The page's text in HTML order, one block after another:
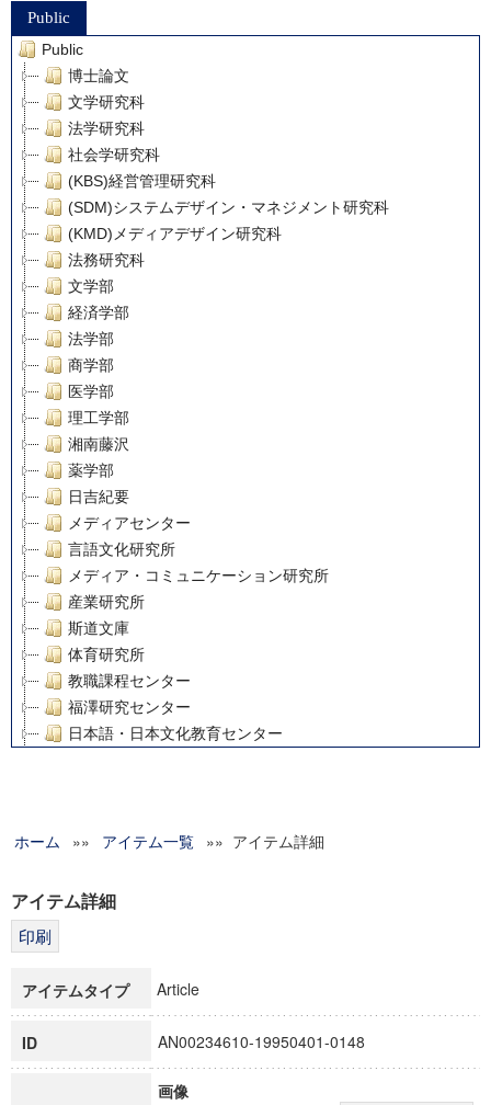
Public
Public
博士論文
文学研究科
法学研究科
社会学研究科
(KBS)経営管理研究科
(SDM)システムデザイン・マネジメント研究科
(KMD)メディアデザイン研究科
法務研究科
文学部
経済学部
法学部
商学部
医学部
理工学部
湘南藤沢
薬学部
日吉紀要
メディアセンター
言語文化研究所
メディア・コミュニケーション研究所
産業研究所
斯道文庫
体育研究所
教職課程センター
福澤研究センター
日本語・日本文化教育センター
グローバルリサーチインスティテュート
科学研究費補助金研究成果報告書
博士課程教育リーディングプログラム「超成熟社会発展のサ
ホーム »» アイテム一覧 »» アイテム詳細
アイテム詳細
アイテムタイプ Article
ID AN00234610-19950401-0148
画像